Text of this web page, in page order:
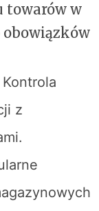
towarów w
obowiązków
Kontrola
z